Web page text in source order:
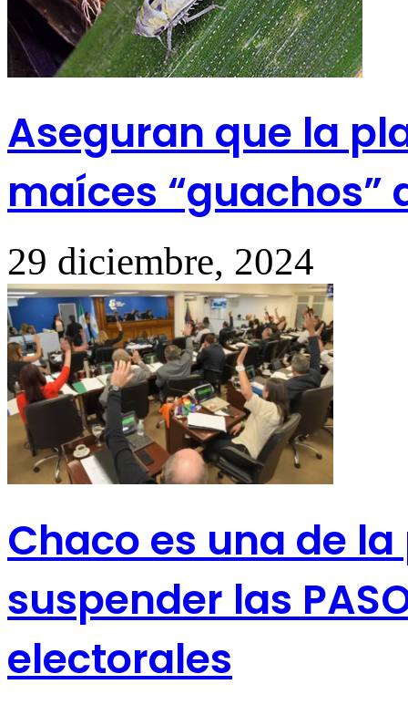
Aseguran que la
maíces “guachos”
29 diciembre, 2024
Chaco es una de
suspender las
electorales